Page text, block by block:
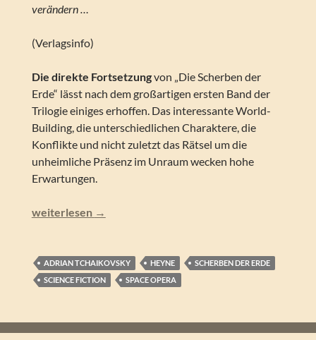
verändern …
(Verlagsinfo)
Die direkte Fortsetzungvon „Die Scherben der
Erde“ lässt nach dem großartigen ersten Band der
Trilogie einiges erhoffen. Das interessante World-
Building, die unterschiedlichen Charaktere, die
Konflikte und nicht zuletzt das Rätsel um die
unheimliche Präsenz im Unraum wecken hohe
Erwartungen.
Adrian Tchaikovsky – Die Augen der Galaxis (Scherben
weiterlesen →
ADRIAN TCHAIKOVSKY HEYNE
SCHERBEN DER ERDE
SCIENCE FICTION
SPACE OPERA